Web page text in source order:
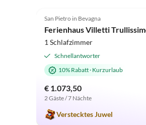
San Pietro in Bevagna
Ferienhaus Villetti
1 Schlafzimmer
Schnellantworter
10% Rabatt· Kurzurlaub
€ 1.073,50
2 Gäste / 7 Nächte
Verstecktes Juwel